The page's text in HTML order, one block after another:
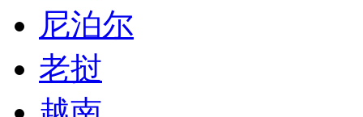
尼泊尔
老挝